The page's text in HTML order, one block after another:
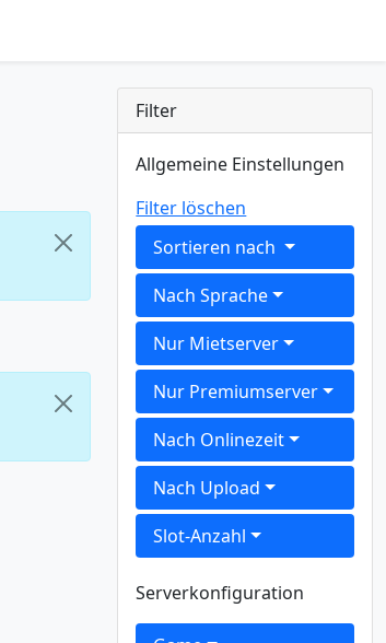
Filter
Allgemeine Einstellungen
Filter löschen
Sortieren nach
Nach Sprache
Nur Mietserver
Nur Premiumserver
Nach Onlinezeit
Nach Upload
Slot-Anzahl
Serverkonfiguration